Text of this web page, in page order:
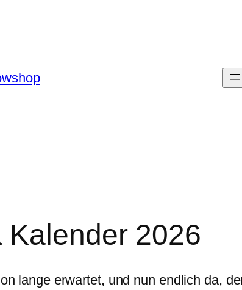
Kalender 2026
lange erwartet, und nun endlich da,